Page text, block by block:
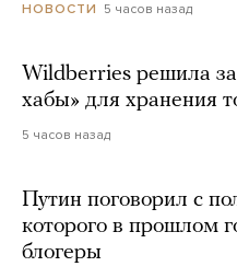
НОВОСТИ 5 часов назад
Wildberries решила
хабы» для хранения
5 часов назад
Путин поговорил с
которого в прошлом
блогеры